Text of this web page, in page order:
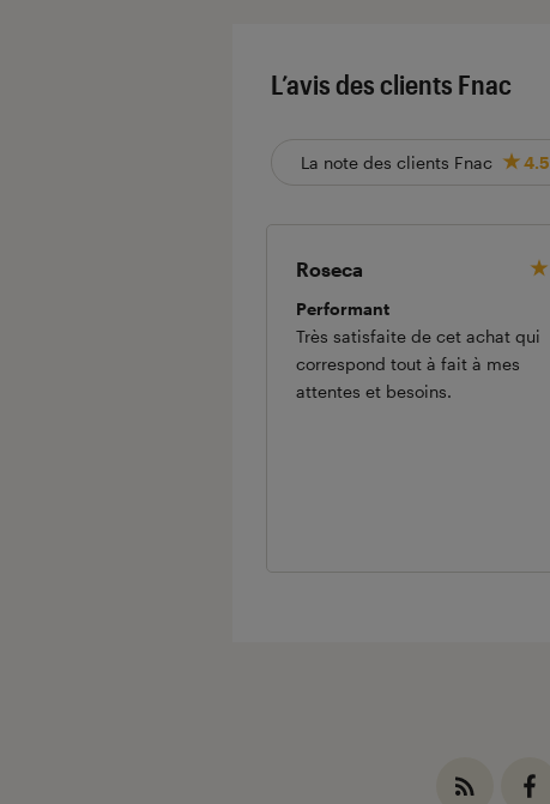
L’avis des clients Fnac
La note des clients Fnac 4.5
Roseca
Performant
Très satisfaite de cet achat qui
correspond tout à fait à mes
attentes et besoins.